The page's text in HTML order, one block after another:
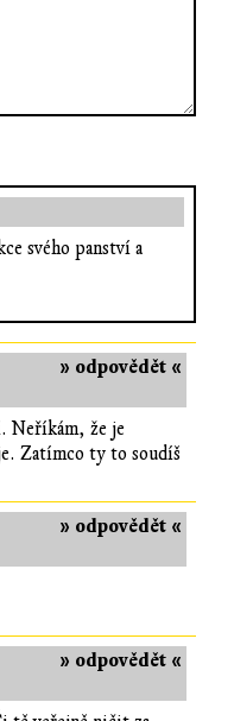
svého panství a
» odpovědět «
Neříkám, že je
Zatímco ty to soudíš
» odpovědět «
» odpovědět «